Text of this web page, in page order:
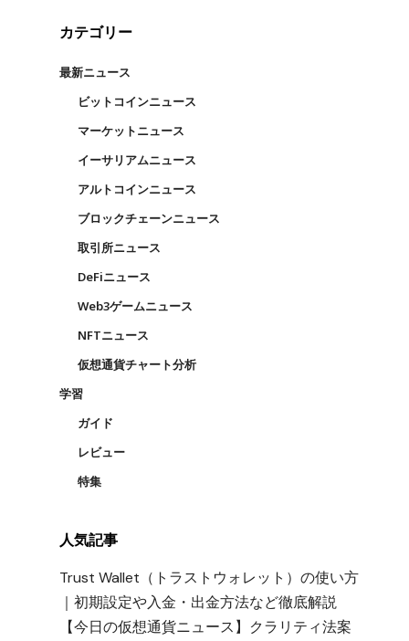
カテゴリー
最新ニュース
ビットコインニュース
マーケットニュース
イーサリアムニュース
アルトコインニュース
ブロックチェーンニュース
取引所ニュース
DeFiニュース
Web3ゲームニュース
NFTニュース
仮想通貨チャート分析
学習
ガイド
レビュー
特集
人気記事
Trust Wallet（トラストウォレット）の使い方
｜初期設定や入金・出金方法など徹底解説
【今日の仮想通貨ニュース】クラリティ法案